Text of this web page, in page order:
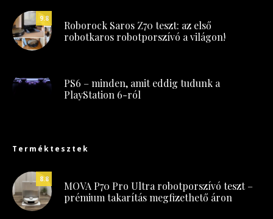
9.8
Roborock Saros Z70 teszt: az első
robotkaros robotporszívó a világon!
PS6 – minden, amit eddig tudunk a
PlayStation 6-ról
Terméktesztek
8.8
MOVA P70 Pro Ultra robotporszívó teszt –
prémium takarítás megfizethető áron